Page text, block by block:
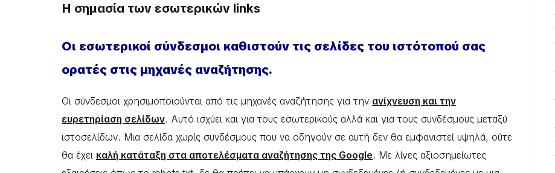
Η σημασία των εσωτερικών links
Οι εσωτερικοί σύνδεσμοι καθιστούν τις σελίδες του ιστότοπού σας
ορατές στις μηχανές αναζήτησης.
Οι σύνδεσμοι χρησιμοποιούνται από τις μηχανές αναζήτησης για την ανίχνευση και την
ευρετηρίαση σελίδων. Αυτό ισχύει και για τους εσωτερικούς αλλά και για τους συνδέσμους μεταξύ
ιστοσελίδων. Μια σελίδα χωρίς συνδέσμους που να οδηγούν σε αυτή δεν θα εμφανιστεί υψηλά, ούτε
θα έχει καλή κατάταξη στα αποτελέσματα αναζήτησης της Google. Με λίγες αξιοσημείωτες